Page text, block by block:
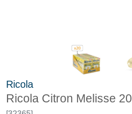
Ricola
Ricola Citron Melisse